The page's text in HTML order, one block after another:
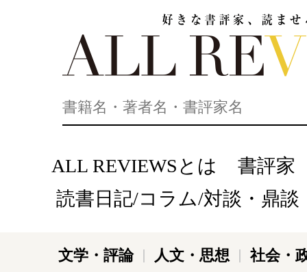
ALL REVIEWSとは
書評家
読書日記/コラム/対談・鼎談
文学・評論 人文・思想
社会・